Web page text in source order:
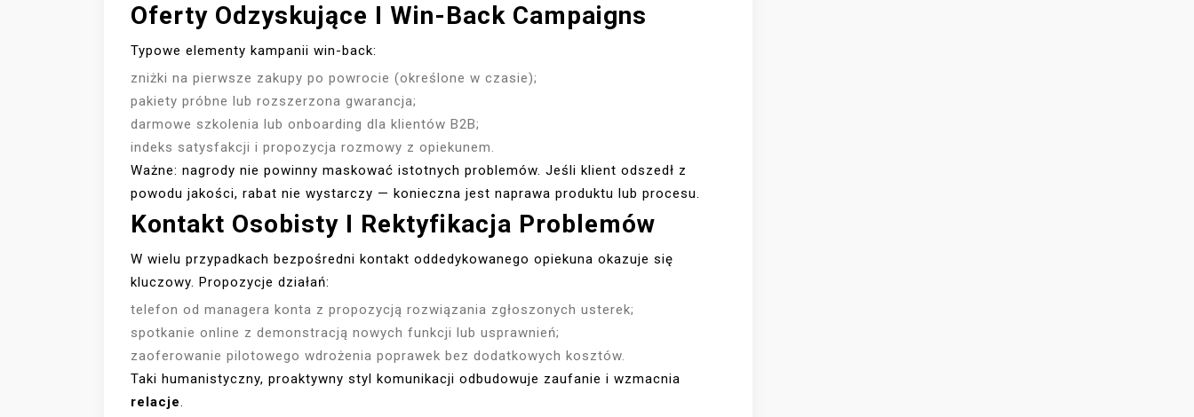
Oferty Odzyskujące I Win-Back Campaigns
Typowe elementy kampanii win-back:
zniżki na pierwsze zakupy po powrocie (określone w czasie);
pakiety próbne lub rozszerzona gwarancja;
darmowe szkolenia lub onboarding dla klientów B2B;
indeks satysfakcji i propozycja rozmowy z opiekunem.
Ważne: nagrody nie powinny maskować istotnych problemów. Jeśli klient odszedł z
powodu jakości, rabat nie wystarczy — konieczna jest naprawa produktu lub procesu.
Kontakt Osobisty I Rektyfikacja Problemów
W wielu przypadkach bezpośredni kontakt oddedykowanego opiekuna okazuje się
kluczowy. Propozycje działań:
telefon od managera konta z propozycją rozwiązania zgłoszonych usterek;
spotkanie online z demonstracją nowych funkcji lub usprawnień;
zaoferowanie pilotowego wdrożenia poprawek bez dodatkowych kosztów.
Taki humanistyczny, proaktywny styl komunikacji odbudowuje zaufanie i wzmacnia
relacje.